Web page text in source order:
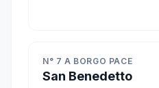
N° 7 A BORGO PACE
San Benedetto